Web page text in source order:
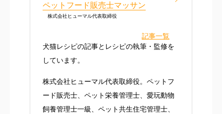
ペットフード販売士マッサン
株式会社ヒューマル代表取締役
記事一覧
犬猫レシピの記事とレシピの執筆・監修を
しています。
株式会社ヒューマル代表取締役。ペットフ
ード販売士、ペット栄養管理士、愛玩動物
飼養管理士一級、ペット共生住宅管理士、